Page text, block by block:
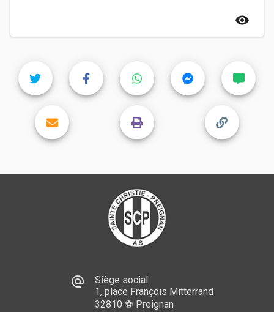
visibility
alternate_email
Siège social
1, place François Mitterrand
32810 ⚽ Preignan